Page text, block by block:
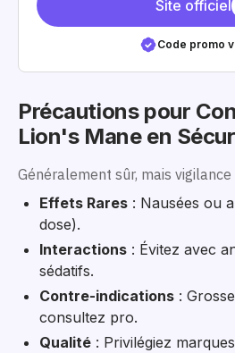
Site officiel
Code promo
Précautions pour
Lion's Mane en
Généralement sûr, mais vigilance
Effets Rares : Nausées ou
dose).
Interactions : Évitez avec
sédatifs.
Contre-indications :
consultez pro.
Qualité : Privilégiez